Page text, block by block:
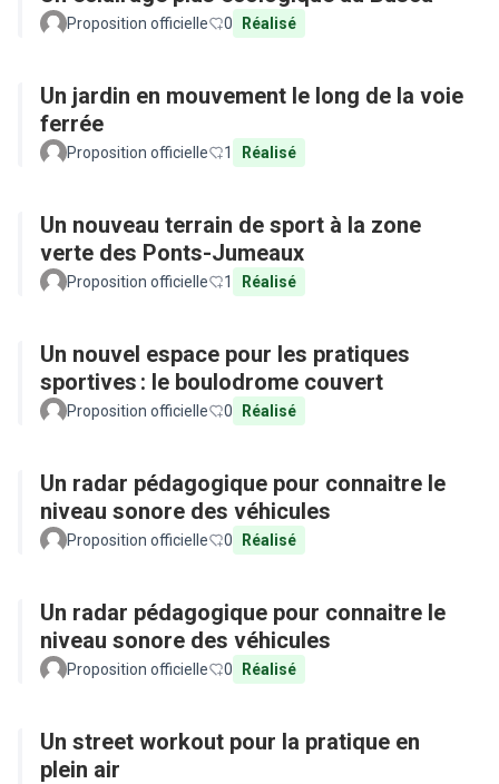
Proposition officielle 0 Réalisé
Un jardin en mouvement le long de la voie
ferrée
Proposition officielle 1 Réalisé
Un nouveau terrain de sport à la zone
verte des Ponts-Jumeaux
Proposition officielle 1 Réalisé
Un nouvel espace pour les pratiques
sportives : le boulodrome couvert
Proposition officielle 0 Réalisé
Un radar pédagogique pour connaitre le
niveau sonore des véhicules
Proposition officielle 0 Réalisé
Un radar pédagogique pour connaitre le
niveau sonore des véhicules
Proposition officielle 0 Réalisé
Un street workout pour la pratique en
plein air